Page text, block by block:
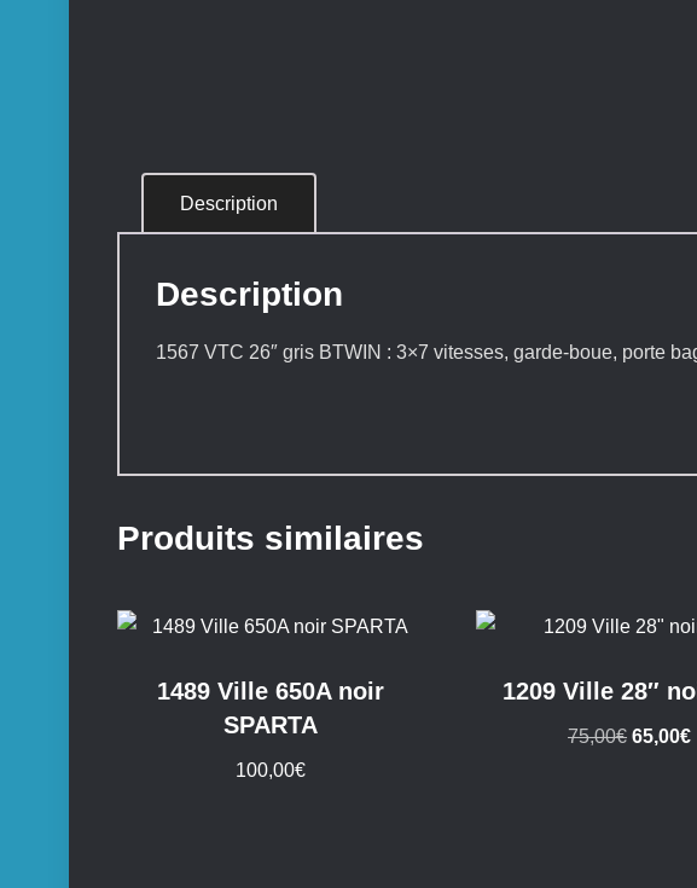
Description
Description
1567 VTC 26″ gris BTWIN : 3×7 vitesses, garde-boue, porte
Produits similaires
1489 Ville 650A noir
SPARTA
100,00€
1209 Ville 28″
75,00€ Le
65,00€